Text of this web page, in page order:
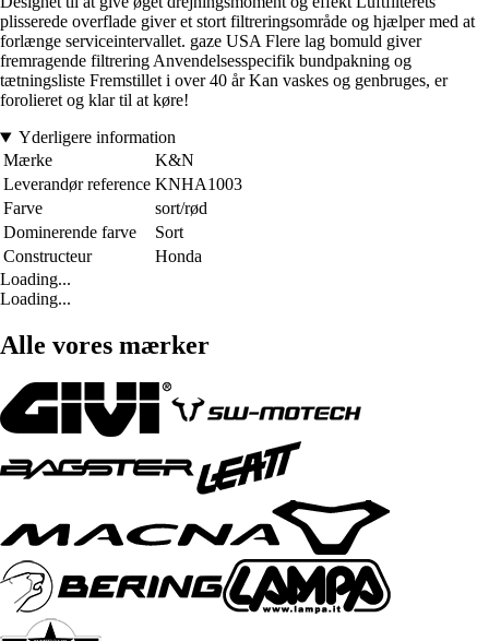
plisserede overflade giver et stort filtreringsområde og hjælper med at
forlænge serviceintervallet. gaze USA Flere lag bomuld giver
fremragende filtrering Anvendelsesspecifik bundpakning og
tætningsliste Fremstillet i over 40 år Kan vaskes og genbruges, er
forolieret og klar til at køre!
Yderligere information
Mærke
K&N
Leverandør reference KNHA1003
Farve
sort/rød
Dominerende farve
Sort
Constructeur
Honda
Loading...
Loading...
Alle vores mærker